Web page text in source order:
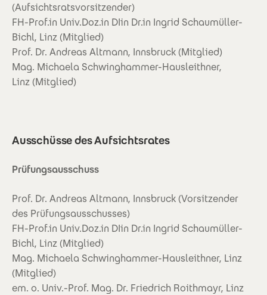
(Aufsichtsratsvorsitzender)
FH-Prof.in Univ.Doz.in DIin Dr.in Ingrid Schaumüller-
Bichl, Linz (Mitglied)
Prof. Dr. Andreas Altmann, Innsbruck (Mitglied)
Mag. Michaela Schwinghammer-Hausleithner,
Linz (Mitglied)
Ausschüsse des Aufsichtsrates
Prüfungsausschuss
Prof. Dr. Andreas Altmann, Innsbruck (Vorsitzender
des Prüfungsausschusses)
FH-Prof.in Univ.Doz.in DIin Dr.in Ingrid Schaumüller-
Bichl, Linz (Mitglied)
Mag. Michaela Schwinghammer-Hausleithner, Linz
(Mitglied)
em. o. Univ.-Prof. Mag. Dr. Friedrich Roithmayr, Linz